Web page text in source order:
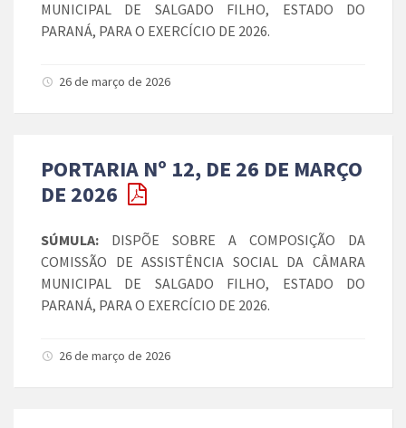
MUNICIPAL DE SALGADO FILHO, ESTADO DO
PARANÁ, PARA O EXERCÍCIO DE 2026.
26 de março de 2026
PORTARIA Nº 12, DE 26 DE MARÇO
DE 2026
SÚMULA: DISPÕE SOBRE A COMPOSIÇÃO DA
COMISSÃO DE ASSISTÊNCIA SOCIAL DA CÂMARA
MUNICIPAL DE SALGADO FILHO, ESTADO DO
PARANÁ, PARA O EXERCÍCIO DE 2026.
26 de março de 2026